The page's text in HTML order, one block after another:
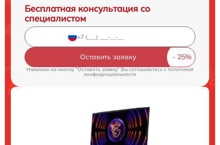
Бесплатная консультация со
специалистом
Оставить заявку
Нажимая на кнопку "Оставить заявку" Вы соглашаетесь cполитикой
конфиденциальности